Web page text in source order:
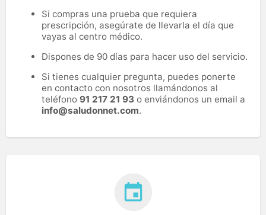
Si compras una prueba que requiera
prescripción, asegúrate de llevarla el día que
vayas al centro médico.
Dispones de 90 días para hacer uso del servicio.
Si tienes cualquier pregunta, puedes ponerte
en contacto con nosotros llamándonos al
teléfono 91 217 21 93 o enviándonos un email a
info@saludonnet.com.